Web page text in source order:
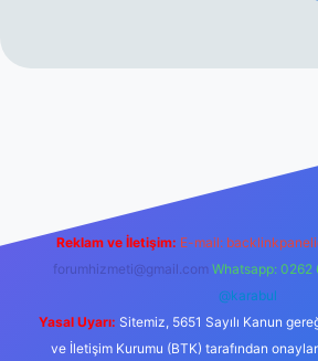
Reklam ve İletişim: E-mail:
forumhizmeti@gmail.com Whatsapp: 0262
@karabul
Yasal Uyarı: Sitemiz, 5651 Sayılı Kanun
ve İletişim Kurumu (BTK) tarafından